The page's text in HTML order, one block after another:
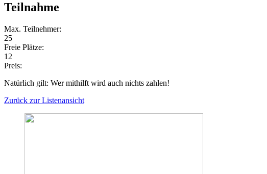
Teilnahme
Max. Teilnehmer:
25
Freie Plätze:
12
Preis:
Natürlich gilt: Wer mithilft wird auch nichts zahlen!
Zurück zur Listenansicht